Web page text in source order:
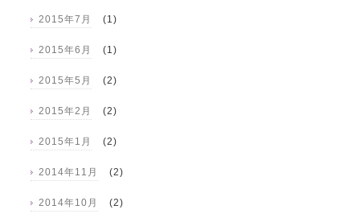
2015年7月 (1)
2015年6月 (1)
2015年5月 (2)
2015年2月 (2)
2015年1月 (2)
2014年11月 (2)
2014年10月 (2)